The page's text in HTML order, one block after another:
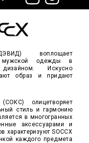
воплощает
мужской одежды в
Искусно
образ и придают
олицетворяет
стиль и гармонию
в многогранных
аксессуарами и
характеризуют SOCCX
каждого предмета